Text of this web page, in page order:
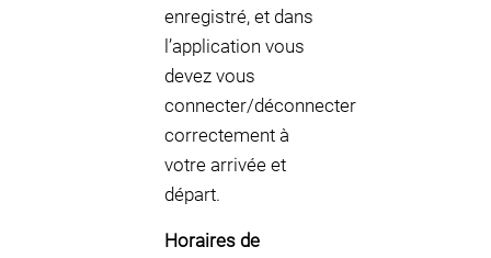
enregistré, et dans
l’application vous
devez vous
connecter/déconnecter
correctement à
votre arrivée et
départ.
Horaires de